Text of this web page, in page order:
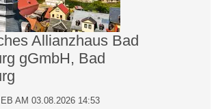
Allianzhaus Bad
gGmbH, Bad
AM 03.08.2026 14:53